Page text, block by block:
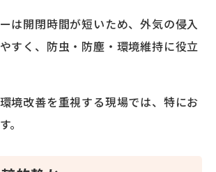
は開閉時間が短いため、外気の侵入
すく、防虫・防塵・環境維持に役立
境改善を重視する現場では、特にお
。